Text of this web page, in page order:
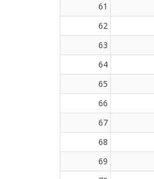
61
62
63
64
65
66
67
68
69